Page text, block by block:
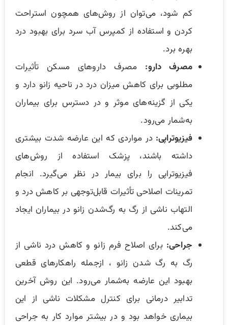
کم شود، می‌توان از روش‌های همچون استراحت
‌کردن و استفاده از کمپرس آب ‌سرد برای بهبود درد
بهره برد.
مصرف دارو: مصرف داروهای مسکن تأثیرات
مطلوبی برای کاهش میزان درد در ناحیه زانو دارد و
یکی از گزینه‌های موثر و در دسترس برای بیماران
به‌شمار می‌رود.
فیزیوتراپی: در مواردی که این عارضه شدت بیشتری
داشته باشند، پزشک استفاده از روش‌های
فیزیوتراپی را برای بیمار در نظر می‌گیرد. انجام
تمرینات اصلاحی تأثیرات قابل‌توجهی بر کاهش درد و
التهاب ناشی از رگ به رگ‌شدن زانو در بیماران ایجاد
می‌کند.
جراحی: برای اصلاح فرم زانو و کاهش درد ناشی از
رگ به رگ شدن زانو ، ازجمله راهکار‌های قطعی
بهبود این عارضه به‌شمار می‌رود. این روش آخرین
تدابیر درمانی برای کنترل مشکلات ناشی از این
بیماری خواهد بود و در بیشتر موارد کار به جراحی